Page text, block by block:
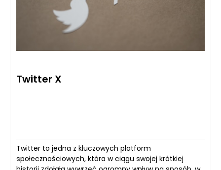
Twitter X
Twitter to jedna z kluczowych platform
społecznościowych, która w ciągu swojej krótkiej